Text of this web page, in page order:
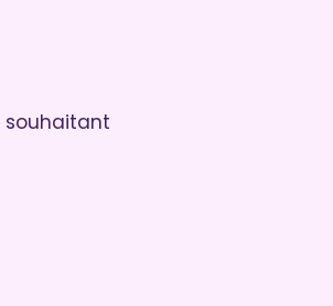
souhaitant